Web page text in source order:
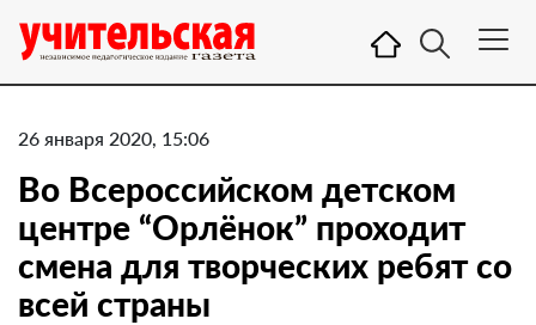
26 января 2020, 15:06
Во Всероссийском детском
центре “Орлёнок” проходит
смена для творческих ребят со
всей страны